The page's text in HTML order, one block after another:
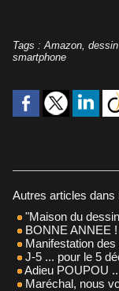
Tags :Amazon,
smartphone
Autres articles dans
"Maison du
BONNE ANNEE !
Manifestation
J-5 ... pour le 5
Adieu POUPOU
Maréchal, nous